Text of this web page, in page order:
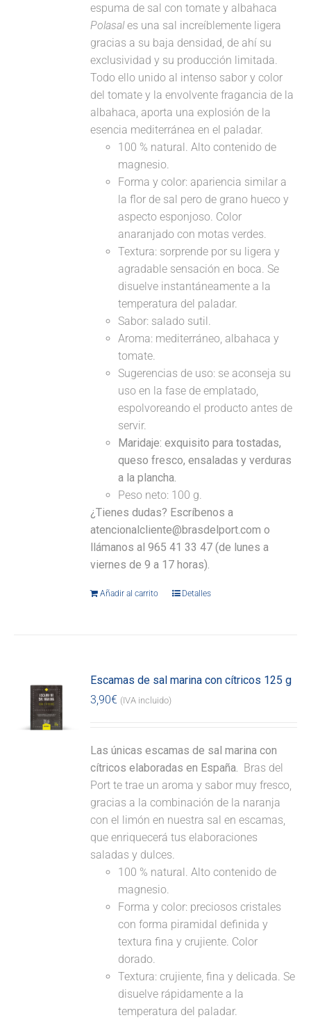
espuma de sal con tomate y albahaca
Polasales una sal increíblemente ligera
gracias a su baja densidad, de ahí su
exclusividad y su producción limitada.
Todo ello unido al intenso sabor y color
del tomate y la envolvente fragancia de la
albahaca, aporta una explosión de la
esencia mediterránea en el paladar.
100 % natural. Alto contenido de
magnesio.
Forma y color: apariencia similar a
la flor de sal pero de grano hueco y
aspecto esponjoso. Color
anaranjado con motas verdes.
Textura: sorprende por su ligera y
agradable sensación en boca. Se
disuelve instantáneamente a la
temperatura del paladar.
Sabor: salado sutil.
Aroma: mediterráneo, albahaca y
tomate.
Sugerencias de uso: se aconseja su
uso en la fase de emplatado,
espolvoreando el producto antes de
servir.
Maridaje: exquisito para tostadas,
queso fresco, ensaladas y verduras
a la plancha.
Peso neto: 100 g.
¿Tienes dudas? Escríbenos a
atencionalcliente@brasdelport.com o
llámanos al 965 41 33 47 (de lunes a
viernes de 9 a 17 horas).
Añadir al carrito Detalles
Escamas de sal marina con cítricos 125 g
3,90€ (IVA incluido)
Las únicas escamas de sal marina con
cítricos elaboradas en España. Bras del
Port te trae un aroma y sabor muy fresco,
gracias a la combinación de la naranja
con el limón en nuestra sal en escamas,
que enriquecerá tus elaboraciones
saladas y dulces.
100 % natural. Alto contenido de
magnesio.
Forma y color: preciosos cristales
con forma piramidal definida y
textura fina y crujiente. Color
dorado.
Textura: crujiente, fina y delicada. Se
disuelve rápidamente a la
temperatura del paladar.